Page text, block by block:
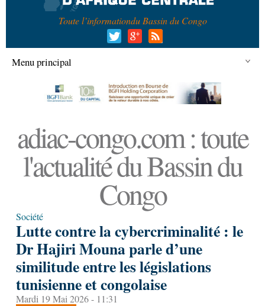
Toute l’informationdu Bassin du Congo
Menu principal
adiac-congo.com : toute
l'actualité du Bassin du
Congo
Société
Lutte contre la cybercriminalité : le
Dr Hajiri Mouna parle d’une
similitude entre les législations
tunisienne et congolaise
Mardi 19 Mai 2026 - 11:31